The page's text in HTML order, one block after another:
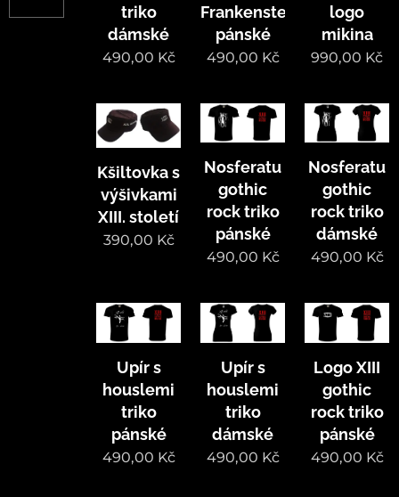
triko
dámské
490,00 Kč
Frankenstein
pánské
490,00 Kč
logo
mikina
990,00 Kč
Kšiltovka s
výšivkami
XIII. století
390,00 Kč
Nosferatu
gothic
rock triko
pánské
490,00 Kč
Nosferatu
gothic
rock triko
dámské
490,00 Kč
Upír s
houslemi
triko
pánské
490,00 Kč
Upír s
houslemi
triko
dámské
490,00 Kč
Logo XIII
gothic
rock triko
pánské
490,00 Kč